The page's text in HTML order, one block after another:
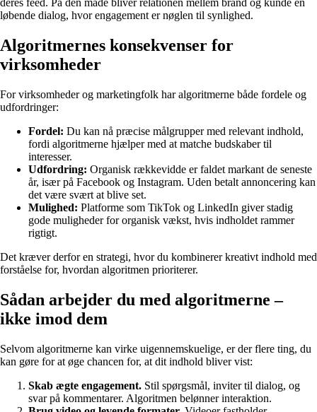
deres feed. På den måde bliver relationen mellem brand og kunde en
løbende dialog, hvor engagement er nøglen til synlighed.
Algoritmernes konsekvenser for
virksomheder
For virksomheder og marketingfolk har algoritmerne både fordele og
udfordringer:
Fordel: Du kan nå præcise målgrupper med relevant indhold,
fordi algoritmerne hjælper med at matche budskaber til
interesser.
Udfordring: Organisk rækkevidde er faldet markant de seneste
år, især på Facebook og Instagram. Uden betalt annoncering kan
det være svært at blive set.
Mulighed: Platforme som TikTok og LinkedIn giver stadig
gode muligheder for organisk vækst, hvis indholdet rammer
rigtigt.
Det kræver derfor en strategi, hvor du kombinerer kreativt indhold med
forståelse for, hvordan algoritmen prioriterer.
Sådan arbejder du med algoritmerne –
ikke imod dem
Selvom algoritmerne kan virke uigennemskuelige, er der flere ting, du
kan gøre for at øge chancen for, at dit indhold bliver vist:
Skab ægte engagement. Stil spørgsmål, inviter til dialog, og
svar på kommentarer. Algoritmen belønner interaktion.